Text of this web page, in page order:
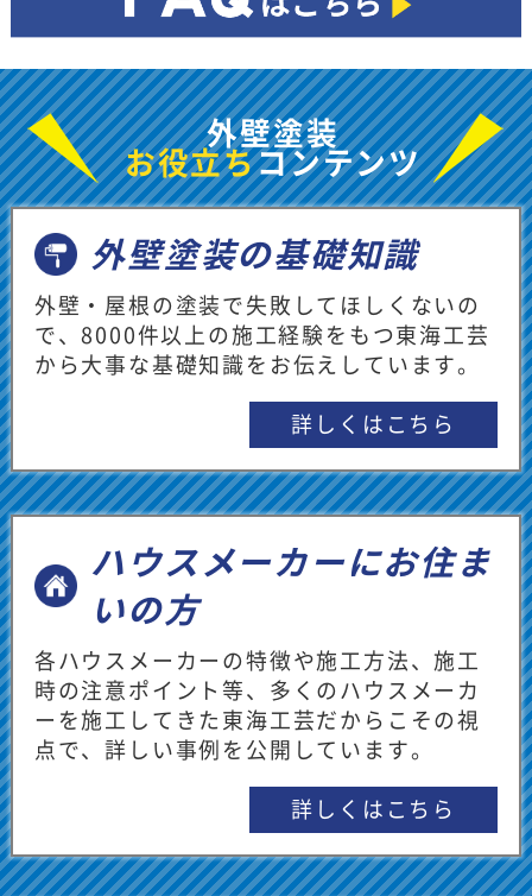
ームを目指してまいります。引き続よろし
くお願いします。
★★★★★ 2026/07/13 kyon kyon様
とても綺麗な店内で、対応もとても丁寧で
親切に対応いただけました。
【担当者からのメッセージ】
東海工芸の天白ショールームにご来店あり
がとうございます。また何かご質問やご不
明な点がでてまいりましたら、お気軽にご
連絡ください。引き続きよろしくお願いし
★★★★★ 2026/07/12 つよし様
トヨタホームの家が15年経ったので、外壁
塗装やベランダ防水工事を検討することに
なり、お伺いしました。とても分かりやす
く丁寧に説明してくれました。施行事例や
色見本の資料などもいただき同居する両親
にも説明しやすいです。訪問して良かった
です。
【担当者からのメッセージ】
いただき、誠にありがとうございます。
外壁塗装
お役立ちコンテンツ
外壁塗装の基礎知識
外壁・屋根の塗装で失敗してほしくないの
で、8000件以上の施工経験をもつ東海工芸
から大事な基礎知識をお伝えしています。
詳しくはこちら
ハウスメーカーにお住ま
いの方
各ハウスメーカーの特徴や施工方法、施工
時の注意ポイント等、多くのハウスメーカ
ーを施工してきた東海工芸だからこその視
点で、詳しい事例を公開しています。
詳しくはこちら